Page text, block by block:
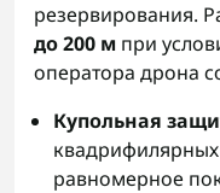
резервирования.
до 200 м при
оператора дрона
Купольная
равномерное